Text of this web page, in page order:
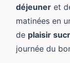
déjeuner et
matinées en
de plaisir
journée du